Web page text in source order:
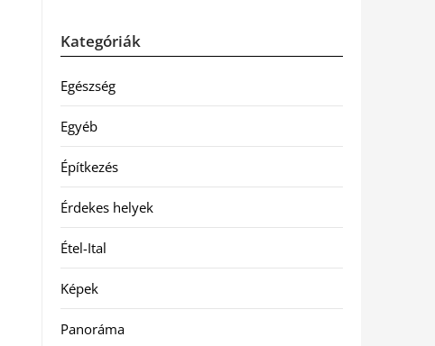
Kategóriák
Egészség
Egyéb
Építkezés
Érdekes helyek
Étel-Ital
Képek
Panoráma